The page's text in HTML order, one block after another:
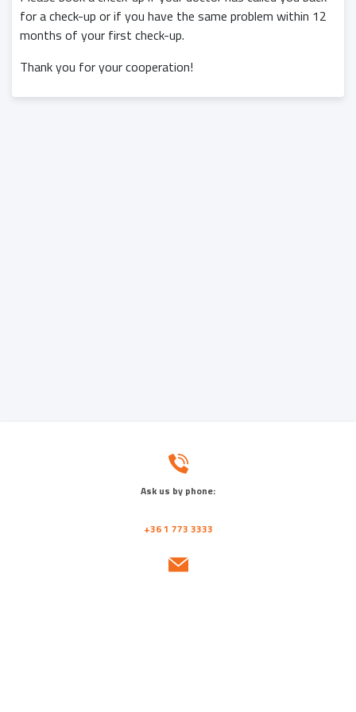
for a check-up or if you have the same problem within 12
months of your first check-up.
Thank you for your cooperation!
Ask us by phone:
+36 1 773 3333